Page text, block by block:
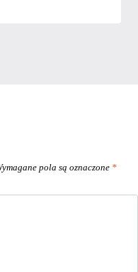
pola są oznaczone *